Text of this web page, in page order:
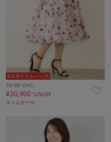
5％ポイントバック
TO BE CHIC
¥20,900 52%OFF
タイムセール